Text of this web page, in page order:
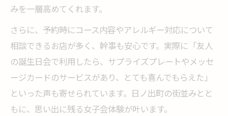
みを一層高めてくれます。
さらに、予約時にコース内容やアレルギー対応について
相談できるお店が多く、幹事も安心です。実際に「友人
の誕生日会で利用したら、サプライズプレートやメッセ
ージカードのサービスがあり、とても喜んでもらえた」
といった声も寄せられています。日ノ出町の街並みとと
もに、思い出に残る女子会体験が叶います。